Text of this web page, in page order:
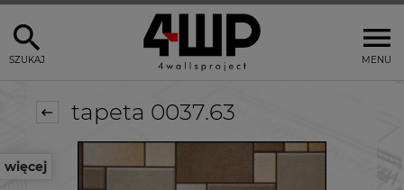
MENU
SZUKAJ
więcej
tapeta 0037.63